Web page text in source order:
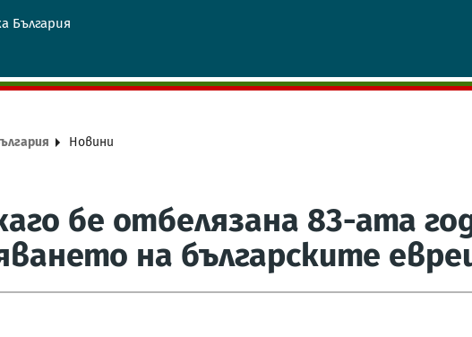
България
Новини
бе отбелязана 83-ата
на българските